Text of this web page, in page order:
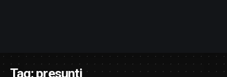
Tag:presunti